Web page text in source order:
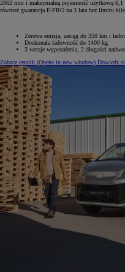
2862 mm i maksymalną pojemność użytkową 6,1
również gwarancja E-PRO na 3 lata bez limitu
Zerowa emisja, zasięg do 350 km i
Doskonała ładowność do 1400 kg
3 wersje wyposażenia, 2‎ długości
Zobacz cennik (Opens in new window) Dowiedz